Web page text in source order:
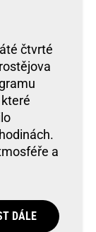
čtvrté
a
DÁLE